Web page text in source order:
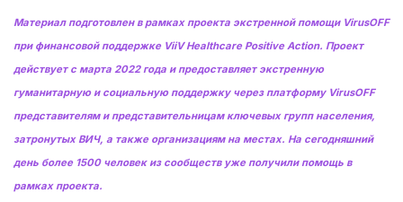
Материал подготовлен в рамках проекта экстренной помощи VirusOFF
при финансовой поддержке ViiV Healthcare Positive Action. Проект
действует с марта 2022 года и предоставляет экстренную
гуманитарную и социальную поддержку через платформу VirusOFF
представителям и представительницам ключевых групп населения,
затронутых ВИЧ, а также организациям на местах. На сегодняшний
день более 1500 человек из сообществ уже получили помощь в
рамках проекта.